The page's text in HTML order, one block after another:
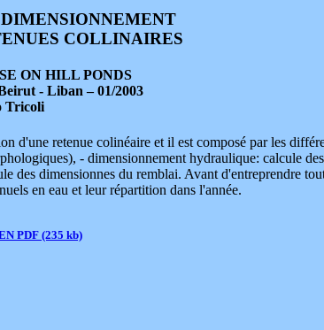
COLLINAIRES
ON HILL PONDS
- Liban – 01/2003
Tricoli
d'une retenue colinéaire et il est composé par les
- dimensionnement hydraulique: calcule
des dimensionnes du remblai. Avant d'entreprendre
en eau et leur répartition dans l'année.
PDF (235 kb)